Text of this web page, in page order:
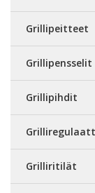
Grillipeitteet
Grillipensselit
Grillipihdit
Grilliritilät